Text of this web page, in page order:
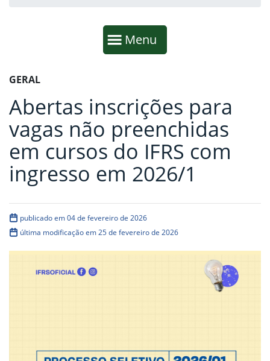
Mostrar
Menu
Fim da navegação
Início do conteúdo
GERAL
Abertas inscrições para
vagas não preenchidas
em cursos do IFRS com
ingresso em 2026/1
publicado em 04 de fevereiro de 2026
última modificação em 25 de fevereiro de 2026